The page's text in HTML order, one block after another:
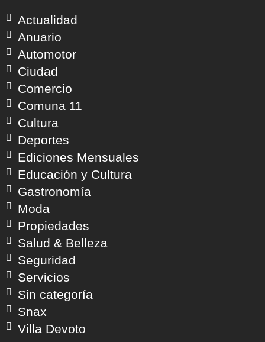
Actualidad
Anuario
Automotor
Ciudad
Comercio
Comuna 11
Cultura
Deportes
Ediciones Mensuales
Educación y Cultura
Gastronomía
Moda
Propiedades
Salud & Belleza
Seguridad
Servicios
Sin categoría
Snax
Villa Devoto